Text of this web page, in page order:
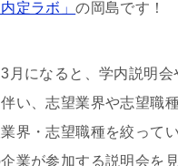
定ラボ」の岡島です！
3 月になると、学内説明
い、志望業界や志望職
界・志望職種を絞って
業が参加する説明会を